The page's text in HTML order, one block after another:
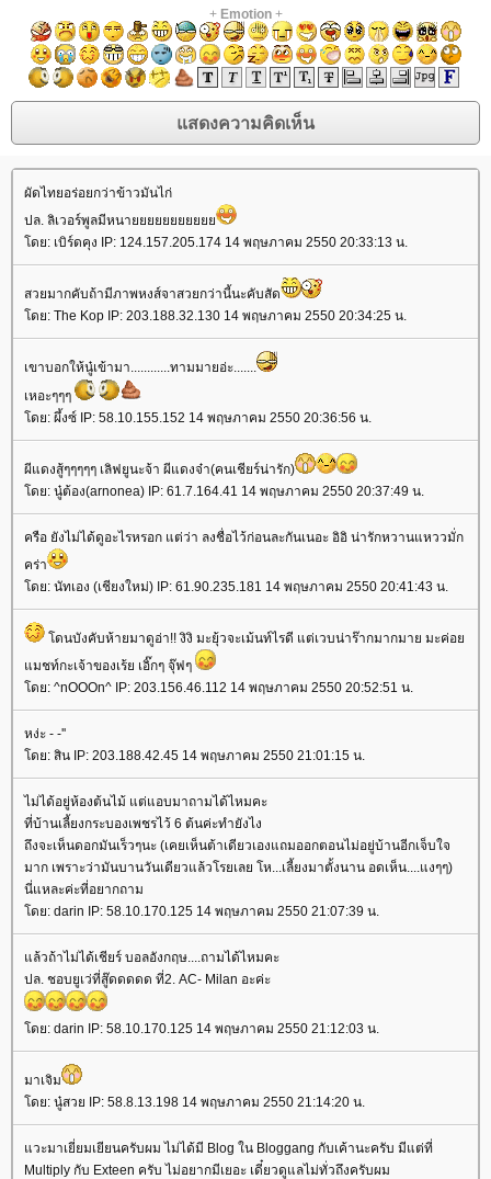
+ Emotion+
ผัดไทยอร่อยกว่าข้าวมันไก่
ปล. ลิเวอร์พูลมีหนา
ดย: เบิร์ดคุง IP: 124.157.205.174 14 พฤษภาคม 2550 20:33:13 น.
สวยมากคับถ้ามีภาพหงส์จาสวยกว่านี้นะคับสัด
ดย: The Kop IP: 203.188.32.130 14 พฤษภาคม 2550 20:34:25 น.
เขาบอกให้นู๋เข้ามา............ทามมายอ่ะ.......
เหอะๆๆๆ
ดย: ผึ้งซ์ IP: 58.10.155.152 14 พฤษภาคม 2550 20:36:56 น.
ผีแดงสู้ๆๆๆๆๆ เลิฟยูนะจ้า ผีแดงจ๋า(คนเชียร์น่ารัก)
ดย: นู๋ต้อง(arnonea) IP: 61.7.164.41 14 พฤษภาคม 2550 20:37:49 น.
ครือ ยังไม่ได้ดูอะไรหรอก แต่ว่า ลงชื่อไว้ก่อนละกันเนอะ อิอิ น่ารักหวานแหววมั่ก
คร่า
ดย: นัทเอง (เชียงใหม่) IP: 61.90.235.181 14 พฤษภาคม 2550 20:41:43 น.
ดนบังคับห้ายมาดูอ่า!! งิงิ มะยุ้วจะเม้นท์ไรดี แต่เวบน่าร๊ากมากมาย มะค่อ
มชท์กะเจ้าของเร้ย เอิ๊กๆ จุ๊ฟๆ
ดย: ^nOOOn^ IP: 203.156.46.112 14 พฤษภาคม 2550 20:52:51 น.
หง่ะ - -''
ดย: สิน IP: 203.188.42.45 14 พฤษภาคม 2550 21:01:15 น.
ไม่ได้อยู่ห้องต้นไม้ แต่แอบมาถามได้ไหมคะ
ที่บ้านเลี้ยงกระบองเพชรไว้ 6 ต้นค่ะทำยังไง
ถึงจะเห็นดอกมันเร็วๆนะ (เคยเห็นต้าเดียวเองแถมออกตอนไม่อยู่บ้านอีกเจ็บใจ
มาก เพราะว่ามันบานวันเดียวแล้วโรยเลย โห...เลี้ยงมาตั้งนาน อดเห็น....แงๆๆ)
นี่แหละค่ะที่อยากถาม
ดย: darin IP: 58.10.170.125 14 พฤษภาคม 2550 21:07:39 น.
ล้วถ้าไม่ได้เชียร์ บอลอังกฤษ....ถามได้ไหมคะ
ปล. ชอบยูเว่ที่สู๊ดดดดด ที่2. AC- Milan อะค่ะ
ดย: darin IP: 58.10.170.125 14 พฤษภาคม 2550 21:12:03 น.
มาเจิม
ดย: นู๋สวย IP: 58.8.13.198 14 พฤษภาคม 2550 21:14:20 น.
วะมาเยี่ยมเยียนครับผม ไม่ได้มี Blog ใน Bloggang กับเค้านะครับ มีแต่ที่
Multiply กับ Exteen ครับ ไม่อยากมีเยอะ เดี๋ยวดูแลไม่ทั่วถึงครับผม